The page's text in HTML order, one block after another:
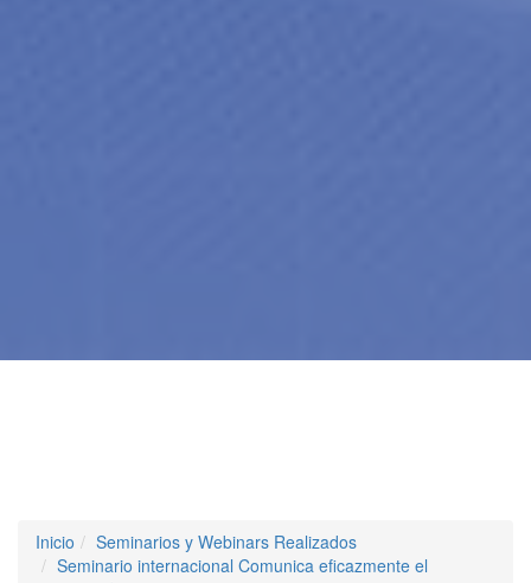
Inicio
Seminarios y Webinars Realizados
Seminario internacional Comunica eficazmente el